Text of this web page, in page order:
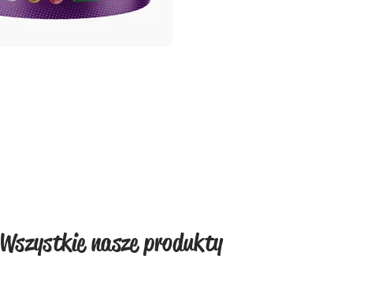
consumeren.
Wszystkie nasze produkty